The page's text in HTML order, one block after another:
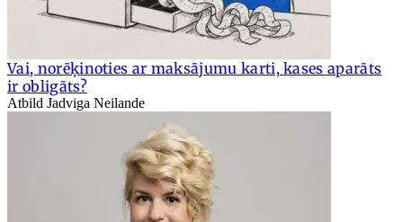
Vai, norēķinoties ar maksājumu karti, kases aparāts
ir obligāts?
Atbild Jadviga Neilande